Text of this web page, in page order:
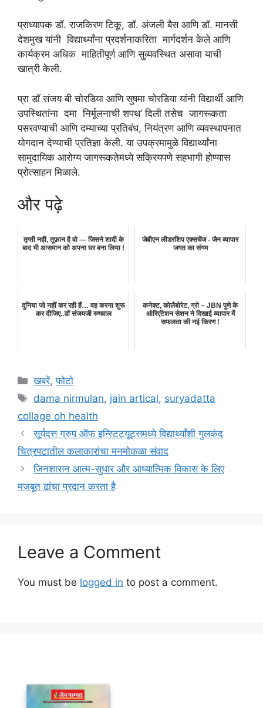
प्राध्यापक डॉ. राजकिरण टिकू, डॉ. अंजली बैस आणि डॉ. मानसी
देशमुख यांनी विद्यार्थ्यांना प्रदर्शनाकरिता मार्गदर्शन केले आणि
कार्यक्रम अधिक माहितीपूर्ण आणि सुव्यवस्थित असावा याची
खात्री केली.
प्रा डॉ संजय बी चोरडिया आणि सुषमा चोरडिया यांनी विद्यार्थी आणि
उपस्थितांना दमा निर्मूलनाची शपथ’ दिली तसेच जागरूकता
पसरवण्याची आणि दम्याच्या प्रतिबंध, नियंत्रण आणि व्यवस्थापनात
योगदान देण्याची प्रतिज्ञा केली. या उपक्रमामुळे विद्यार्थ्यांना
सामुदायिक आरोग्य जागरूकतेमध्ये सक्रियपणे सहभागी होण्यास
प्रोत्साहन मिळाले.
और पढ़े
तृप्ती नही, तूफ़ान है वो — जिसने शादी के
बाद भी आसमान को अपना घर बना लिया !
जेबीएन लीडरशिप एक्सचेंज - जैन व्यापार
जगत का संगम
दुनिया जो नहीं कर रही हैं… वह करना शुरू
कर दीजिए..डॉ संजयजी रुणवाल
कनेक्ट, कोलैबोरेट, ग्रो – JBN पुणे के
ओरिएंटेशन सेशन ने दिखाई व्यापार में
सफलता की नई किरण !
Categories
खबरें,फोटो
Tags
dama nirmulan, jain artical, suryadatta
collage oh health
सूर्यदत्त ग्रुप ऑफ इन्स्टिट्यूट्समध्ये विद्यार्थ्यांशी गुलकंद
चित्रपटातील कलाकारांचा मनमोकळा संवाद
जिनशासन आत्म-सुधार और आध्यात्मिक विकास के लिए
मजबूत ढांचा प्रदान करता है
Leave a Comment
You must be logged in to post a comment.